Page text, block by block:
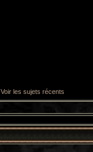
Voir les sujets récents